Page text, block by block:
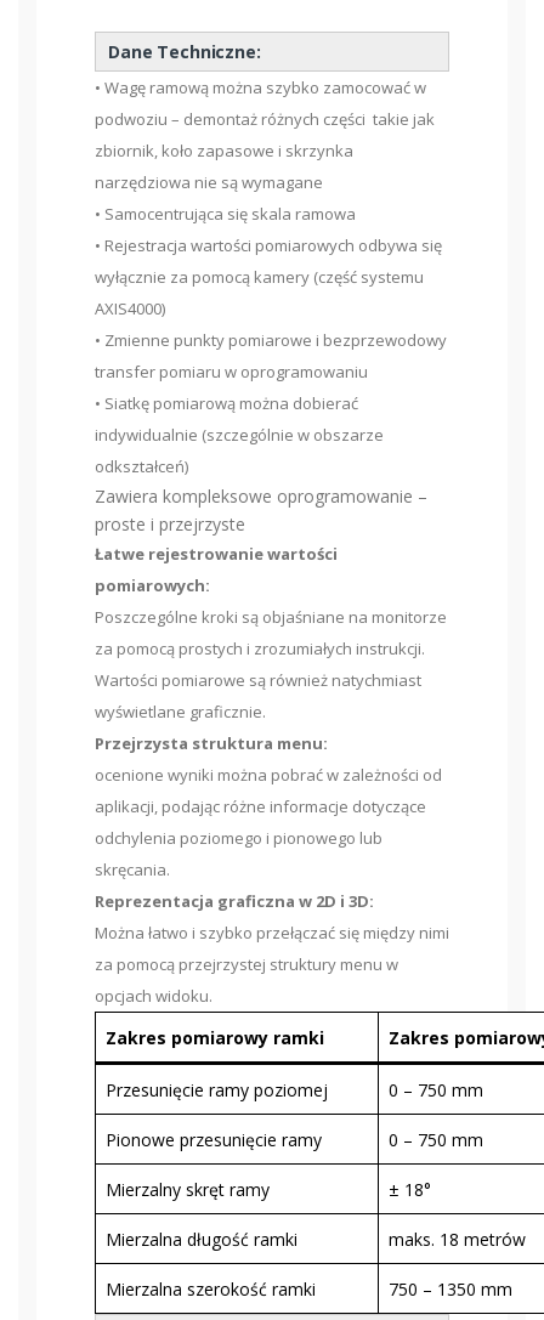
Dane Techniczne:
• Wagę ramową można szybko zamocować w
podwoziu – demontaż różnych części takie jak
zbiornik, koło zapasowe i skrzynka
narzędziowa nie są wymagane
• Samocentrująca się skala ramowa
• Rejestracja wartości pomiarowych odbywa się
wyłącznie za pomocą kamery (część systemu
AXIS4000)
• Zmienne punkty pomiarowe i bezprzewodowy
transfer pomiaru w oprogramowaniu
• Siatkę pomiarową można dobierać
indywidualnie (szczególnie w obszarze
odkształceń)
Zawiera kompleksowe oprogramowanie –
proste i przejrzyste
Łatwe rejestrowanie wartości
pomiarowych:
Poszczególne kroki są objaśniane na monitorze
za pomocą prostych i zrozumiałych instrukcji.
Wartości pomiarowe są również natychmiast
wyświetlane graficznie.
Przejrzysta struktura menu:
ocenione wyniki można pobrać w zależności od
aplikacji, podając różne informacje dotyczące
odchylenia poziomego i pionowego lub
skręcania.
Reprezentacja graficzna w 2D i 3D:
Można łatwo i szybko przełączać się między nimi
za pomocą przejrzystej struktury menu w
opcjach widoku.
Zakres pomiarowy ramki Zakres
Przesunięcie ramy poziomej 0 – 750 mm
Pionowe przesunięcie ramy 0 – 750 mm
Mierzalny skręt ramy ± 18°
Mierzalna długość ramki maks. 18 metrów
Mierzalna szerokość ramki 750 – 1350 mm